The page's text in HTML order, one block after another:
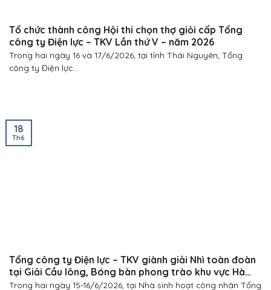
Tổ chức thành công Hội thi chọn thợ giỏi cấp Tổng
công ty Điện lực – TKV Lần thứ V – năm 2026
Trong hai ngày 16 và 17/6/2026, tại tỉnh Thái Nguyên, Tổng
công ty Điện lực...
Tổng công ty Điện lực – TKV giành giải Nhì toàn đoàn
tại Giải Cầu lông, Bóng bàn phong trào khu vực Hà
Nội và ngoài Quảng Ninh năm 2026
Trong hai ngày 15-16/6/2026, tại Nhà sinh hoạt công nhân Tổng
18
Th6